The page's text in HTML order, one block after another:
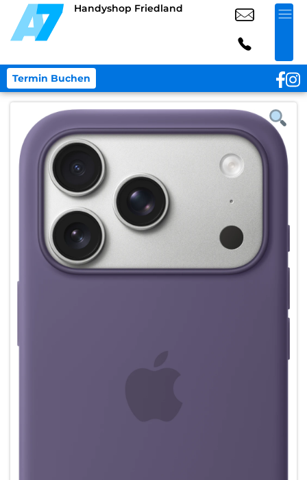
Handyshop Friedland
Termin Buchen